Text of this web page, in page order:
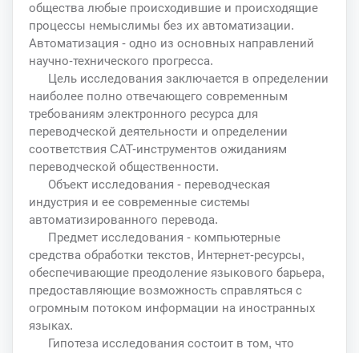
общества любые происходившие и происходящие
процессы немыслимы без их автоматизации.
Автоматизация - одно из основных направлений
научно-технического прогресса.
Цель исследования заключается в определении
наиболее полно отвечающего современным
требованиям электронного ресурса для
переводческой деятельности и определении
соответствия CAT-инструментов ожиданиям
переводческой общественности.
Объект исследования - переводческая
индустрия и ее современные системы
автоматизированного перевода.
Предмет исследования - компьютерные
средства обработки текстов, Интернет-ресурсы,
обеспечивающие преодоление языкового барьера,
предоставляющие возможность справляться с
огромным потоком информации на иностранных
языках.
Гипотеза исследования состоит в том, что